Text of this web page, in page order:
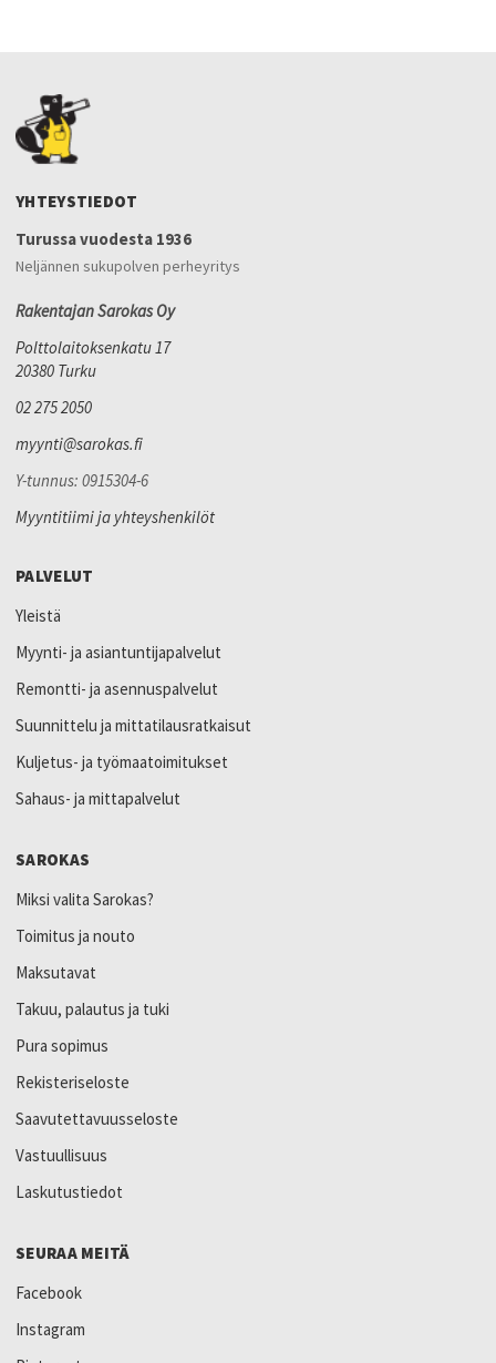
YHTEYSTIEDOT
Turussa vuodesta 1936
Neljännen sukupolven perheyritys
Rakentajan Sarokas Oy
Polttolaitoksenkatu 17
20380 Turku
02 275 2050
myynti@sarokas.fi
Y-tunnus: 0915304-6
Myyntitiimi ja yhteyshenkilöt
PALVELUT
Yleistä
Myynti- ja asiantuntijapalvelut
Remontti- ja asennuspalvelut
Suunnittelu ja mittatilausratkaisut
Kuljetus- ja työmaatoimitukset
Sahaus- ja mittapalvelut
SAROKAS
Miksi valita Sarokas?
Toimitus ja nouto
Maksutavat
Takuu, palautus ja tuki
Pura sopimus
Rekisteriseloste
Saavutettavuusseloste
Vastuullisuus
Laskutustiedot
SEURAA MEITÄ
Facebook
Instagram